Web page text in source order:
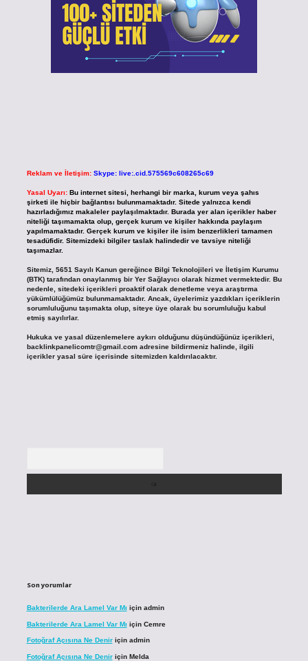
Reklam ve İletişim: Skype: live:.cid.575569c608265c69
Yasal Uyarı: Bu internet sitesi, herhangi bir marka, kurum veya şahıs
şirketi ile hiçbir bağlantısı bulunmamaktadır. Sitede yalnızca kendi
hazırladığımız makaleler paylaşılmaktadır. Burada yer alan içerikler haber
niteliği taşımamakta olup, gerçek kurum ve kişiler hakkında paylaşım
yapılmamaktadır. Gerçek kurum ve kişiler ile isim benzerlikleri tamamen
tesadüfidir. Sitemizdeki bilgiler taslak halindedir ve tavsiye niteliği
taşımazlar.
Sitemiz, 5651 Sayılı Kanun gereğince Bilgi Teknolojileri ve İletişim Kurumu
(BTK) tarafından onaylanmış bir Yer Sağlayıcı olarak hizmet vermektedir. Bu
nedenle, sitedeki içerikleri proaktif olarak denetleme veya araştırma
yükümlülüğümüz bulunmamaktadır. Ancak, üyelerimiz yazdıkları içeriklerin
sorumluluğunu taşımakta olup, siteye üye olarak bu sorumluluğu kabul
etmiş sayılırlar.
Hukuka ve yasal düzenlemelere aykırı olduğunu düşündüğünüz içerikleri,
backlinkpanelicomtr@gmail.comadresine bildirmeniz halinde, ilgili
içerikler yasal süre içerisinde sitemizden kaldırılacaktır.
Son yorumlar
Bakterilerde Ara Lamel Var Mı için admin
Bakterilerde Ara Lamel Var Mı için Cemre
Fotoğraf Açısına Ne Deniriçin admin
Fotoğraf Açısına Ne Deniriçin Melda